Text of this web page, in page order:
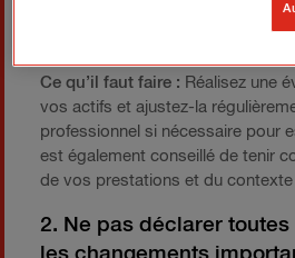
Équipement de
Ce qu’il faut faire : Réalisez une
vos actifs et ajustez-la
professionnel si nécessaire pour
est également conseillé de tenir
de vos prestations et du contexte
2. Ne pas déclarer